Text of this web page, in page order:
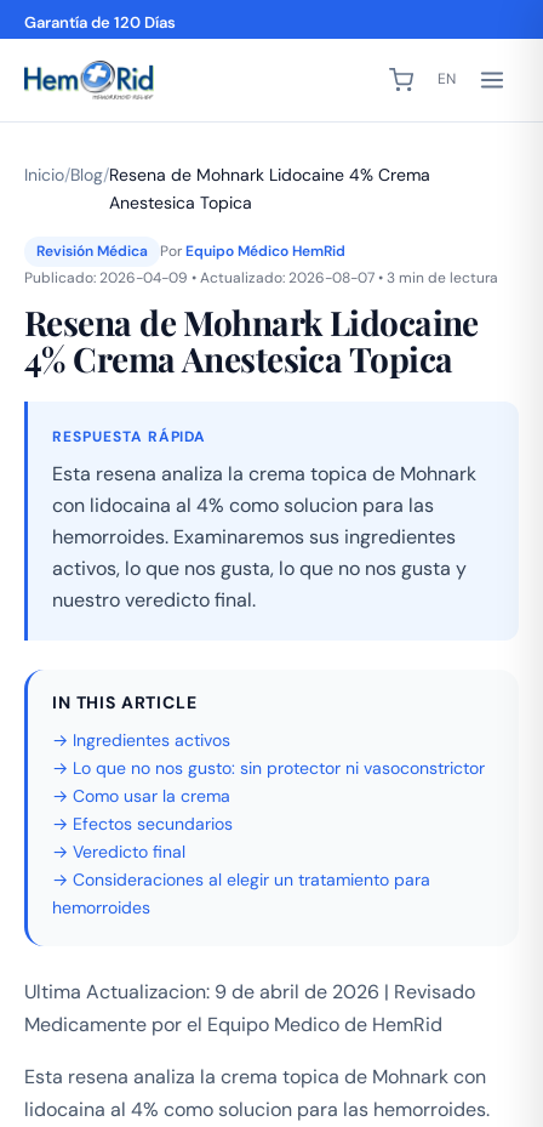
Garantía de 120 Días
EN
Inicio/Blog/Resena de Mohnark Lidocaine 4% Crema
Anestesica Topica
Revisión Médica PorEquipo Médico HemRid
Publicado: 2026-04-09 • Actualizado: 2026-08-07 • 3 min de lectura
Resena de Mohnark Lidocaine
4% Crema Anestesica Topica
RESPUESTA RÁPIDA
Esta resena analiza la crema topica de Mohnark
con lidocaina al 4% como solucion para las
hemorroides. Examinaremos sus ingredientes
activos, lo que nos gusta, lo que no nos gusta y
nuestro veredicto final.
IN THIS ARTICLE
→ Ingredientes activos
→ Lo que no nos gusto: sin protector ni vasoconstrictor
→ Como usar la crema
→ Efectos secundarios
→ Veredicto final
→ Consideraciones al elegir un tratamiento para
hemorroides
Ultima Actualizacion: 9 de abril de 2026 | Revisado
Medicamente por el Equipo Medico de HemRid
Esta resena analiza la crema topica de Mohnark con
lidocaina al 4% como solucion para las hemorroides.